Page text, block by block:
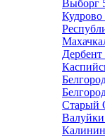
Выборг
Кудрово
Дербент
Старый
Валуйки